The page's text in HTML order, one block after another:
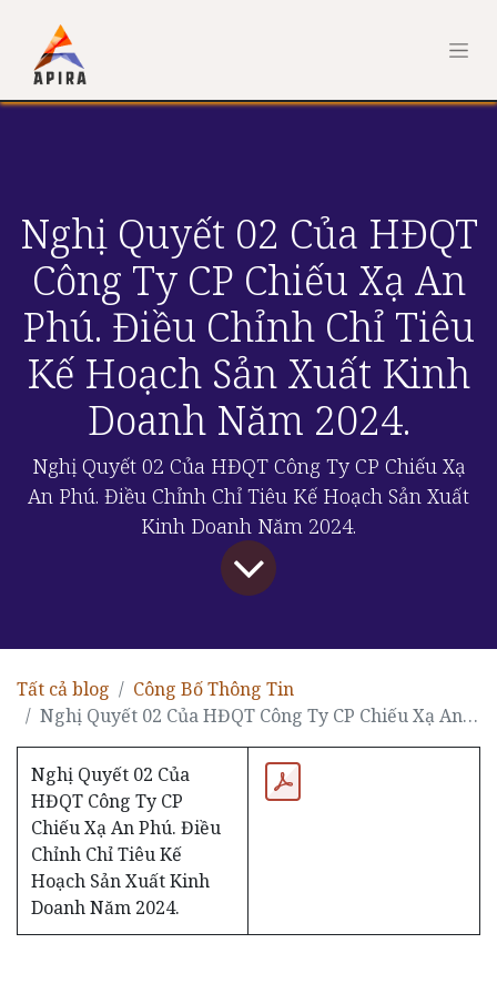
Nghị Quyết 02 Của HĐQT
Công Ty CP Chiếu Xạ An
Phú. Điều Chỉnh Chỉ Tiêu
Kế Hoạch Sản Xuất Kinh
Doanh Năm 2024.
Nghị Quyết 02 Của HĐQT Công Ty CP Chiếu Xạ
An Phú. Điều Chỉnh Chỉ Tiêu Kế Hoạch Sản Xuất
Kinh Doanh Năm 2024.
Tất cả blog
Công Bố Thông Tin
Nghị Quyết 02 Của HĐQT Công Ty CP Chiếu Xạ An Phú. Điều Chỉnh Chỉ Tiêu Kế Hoạch Sản Xuất Kinh Doanh Năm 2024.
Nghị Quyết 02 Của
HĐQT Công Ty CP
Chiếu Xạ An Phú. Điều
Chỉnh Chỉ Tiêu Kế
Hoạch Sản Xuất Kinh
Doanh Năm 2024.